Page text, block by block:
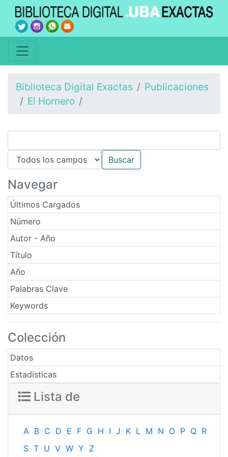
Biblioteca Digital Exactas
Publicaciones
El Hornero
Navegar
Últimos Cargados
Número
Autor - Año
Título
Año
Palabras Clave
Keywords
Colección
Datos
Estadísticas
Lista de
A B C D E F G H I J K L M N O P Q R
S T U V W Y Z